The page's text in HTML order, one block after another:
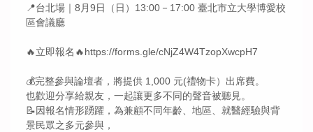
📍台北場｜8月9日（日）13:00－17:00 臺北市立大學博愛校
區會議廳
🔥立即報名🔥https://forms.gle/cNjZ4W4TzopXwcpH7
💰完整參與論壇者，將提供 1,000 元(禮物卡）出席費。
也歡迎分享給親友，一起讓更多不同的聲音被聽見。
📝因報名情形踴躍，為兼顧不同年齡、地區、就醫經驗與背
景民眾之多元參與，